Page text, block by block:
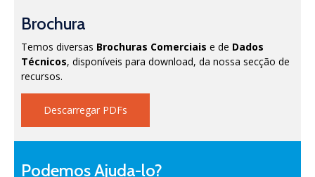
Brochura
Temos diversas Brochuras Comerciais e de Dados
Técnicos, disponíveis para download, da nossa secção de
recursos.
Descarregar PDFs
Podemos Ajuda-lo?